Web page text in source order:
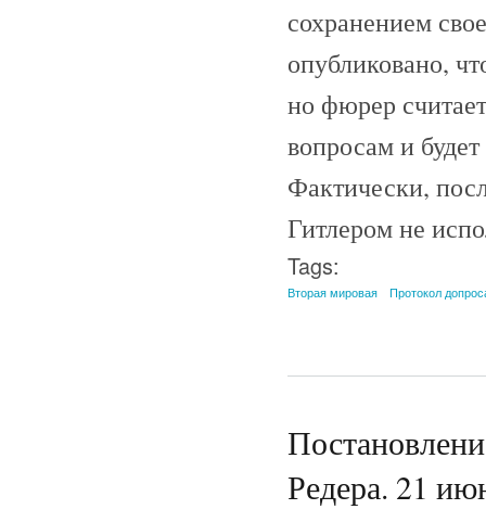
сохранением
опубликовано,
но фюрер
вопросам и
Фактически,
Гитлером не
Tags:
Вторая мировая Протокол
Редера. 21